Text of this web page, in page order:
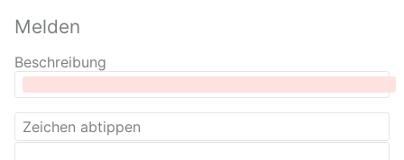
Melden
Beschreibung